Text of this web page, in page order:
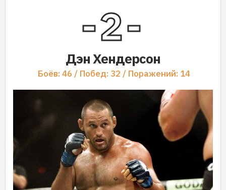
2
Дэн Хендерсон
Боёв: 46 / Побед: 32 / Поражений: 14